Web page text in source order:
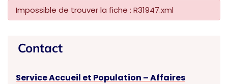
Impossible de trouver la fiche : R31947.xml
Contact
Service Accueil et Population – Affaires